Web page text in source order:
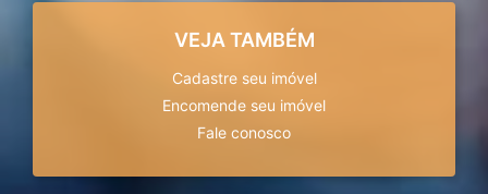
VEJA TAMBÉM
Cadastre seu imóvel
Encomende seu imóvel
Fale conosco